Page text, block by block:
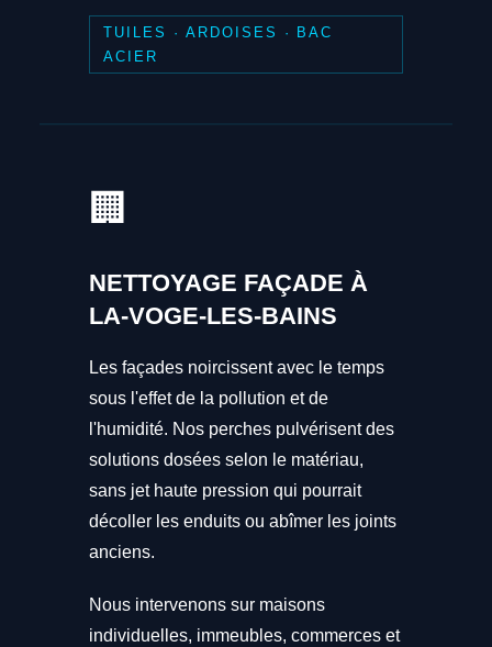
TUILES · ARDOISES · BAC
ACIER
🏢
NETTOYAGE FAÇADE À
LA-VOGE-LES-BAINS
Les façades noircissent avec le temps
sous l'effet de la pollution et de
l'humidité. Nos perches pulvérisent des
solutions dosées selon le matériau,
sans jet haute pression qui pourrait
décoller les enduits ou abîmer les joints
anciens.
Nous intervenons sur maisons
individuelles, immeubles, commerces et